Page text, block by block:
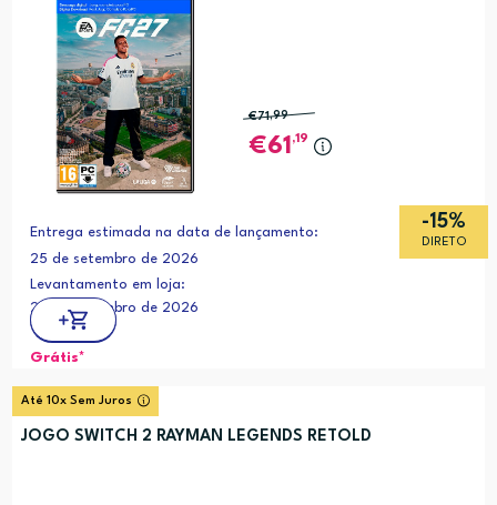
-15%
DIRETO
€71,99
61 ,19
Entrega estimada na data de lançamento:
25 de setembro de 2026
Levantamento em loja:
25 de setembro de 2026
Grátis*
Até 10x Sem Juros
JOGO SWITCH 2 RAYMAN LEGENDS RETOLD